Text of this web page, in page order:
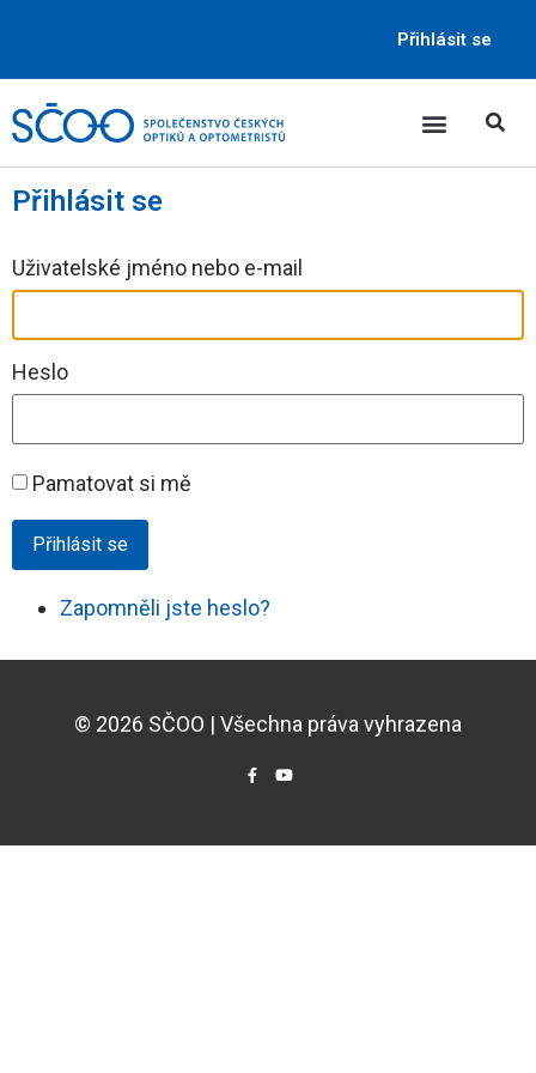
Přihlásit se
Přihlásit se
Uživatelské jméno nebo e-mail
Heslo
Pamatovat si mě
Přihlásit se
Zapomněli jste heslo?
© 2026 SČOO | Všechna práva vyhrazena